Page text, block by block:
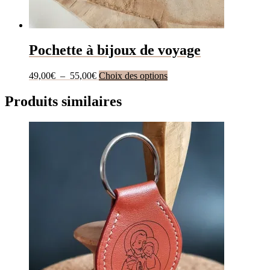
Pochette à bijoux de voyage
49,00€ – 55,00€Plage
prix :
49,00€
Choix des optionsCe
Les
options
peuvent
être
choisies
sur
la
page
du
produit
Produits similaires